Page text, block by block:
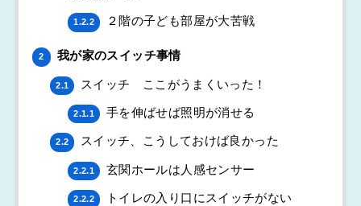
1.2.2 ２階の子ども部屋が大苦戦
2 我が家のスイッチ事情
2.1 スイッチ ここがうまくいった！
2.1.1 手を伸ばせば照明が消せる
2.2 スイッチ、こうしておけば良かった
2.2.1 玄関ホールは人感センサー
2.2.2 トイレの入り口にスイッチがない